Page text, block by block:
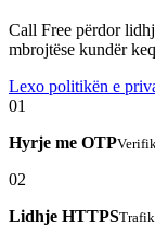
Call Free përdor
mbrojtëse kundër
Lexo politikën e
01
Hyrje me OTP
02
Lidhje HTTPS